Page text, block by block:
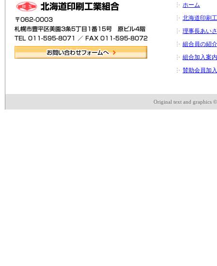
ホーム
北海道印刷
理事長あい
組合員の紹介
組合加入案内
賛助会員加
Original text and graphics